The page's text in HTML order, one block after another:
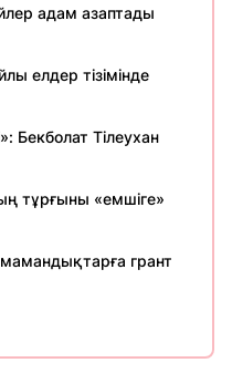
адам азаптады
елдер тізімінде
Бекболат Тілеухан
тұрғыны «емшіге»
грант